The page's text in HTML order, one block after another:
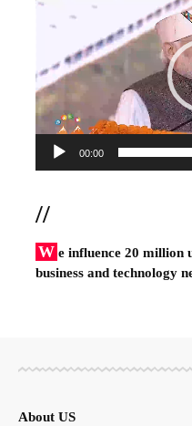
00:00
//
W e influence 20 million
business and technology
About US